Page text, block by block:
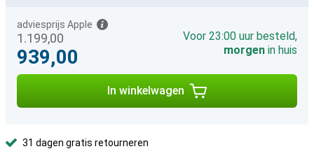
1.199,00
adviesprijs Apple
939,00
Voor 23:00 uur besteld,
morgen in huis
In winkelwagen
31 dagen gratis retourneren